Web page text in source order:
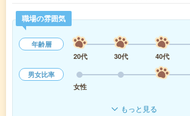
職場の雰囲気
年齢層
20代
30代 40代
男女比率
女性
もっと見る